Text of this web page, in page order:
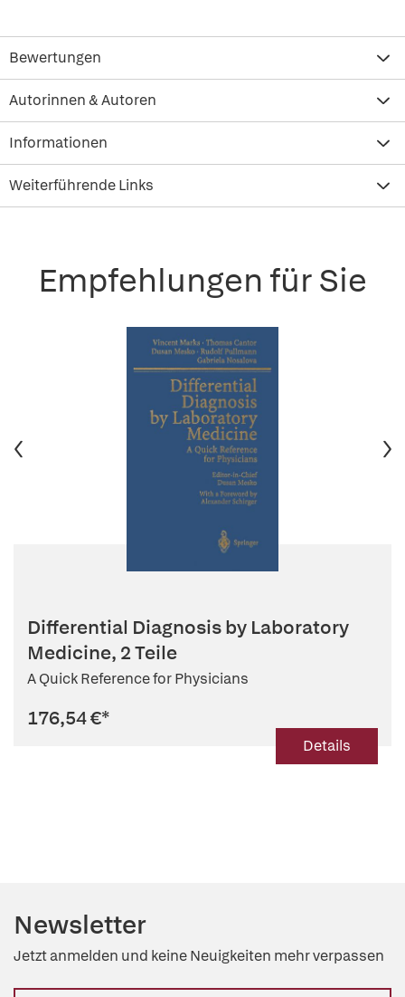
Bewertungen
Autorinnen & Autoren
Informationen
Weiterführende Links
Empfehlungen für Sie
Differential Diagnosis by Laboratory
Medicine, 2 Teile
A Quick Reference for Physicians
176,54 €*
Details
Newsletter
Jetzt anmelden und keine Neuigkeiten mehr verpassen